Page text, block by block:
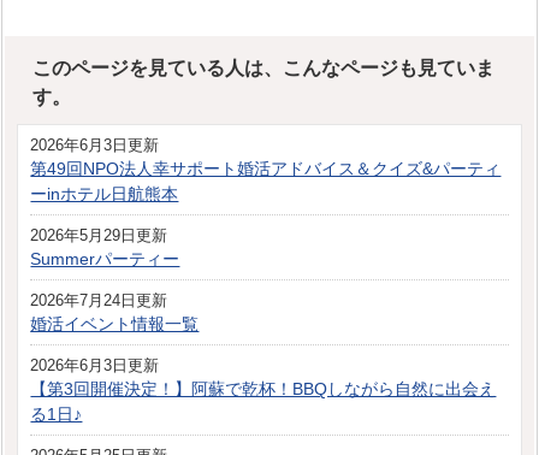
このページを見ている人は、こんなページも見ていま
す。
2026年6月3日更新
第49回NPO法人幸サポート婚活アドバイス＆クイズ&パーティ
ーinホテル日航熊本
2026年5月29日更新
Summerパーティー
2026年7月24日更新
婚活イベント情報一覧
2026年6月3日更新
【第3回開催決定！】阿蘇で乾杯！BBQしながら自然に出会え
る1日♪